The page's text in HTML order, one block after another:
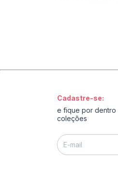
Cadastre-se:
e fique por dentro
coleções